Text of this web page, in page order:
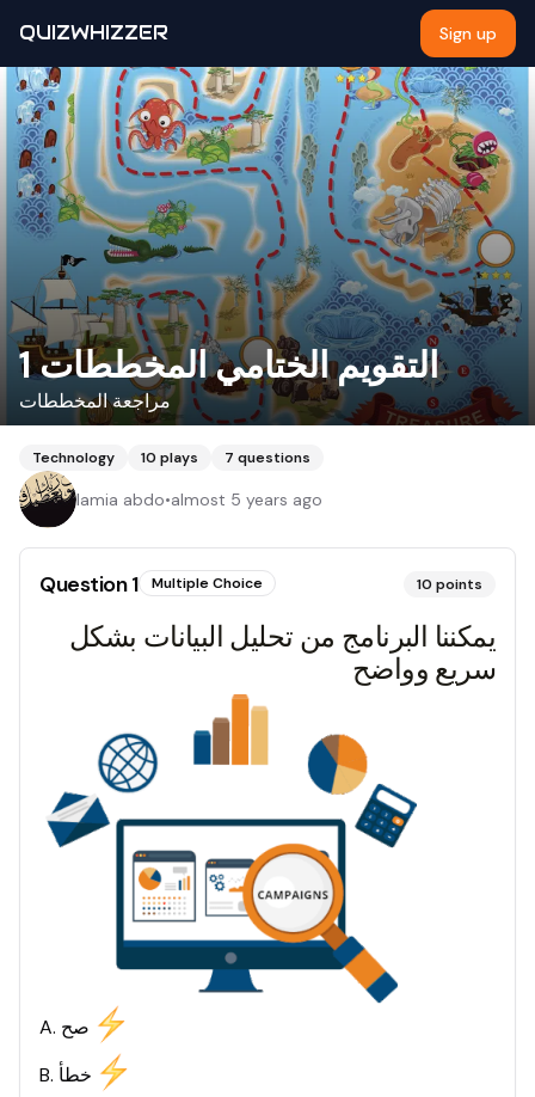
QUIZWHIZZER Sign up
التقويم الختامي المخططات 1
مراجعة المخططات
Technology 10 plays 7 questions
lamia abdo•almost 5 years ago
Question1 Multiple Choice 10 points
يمكننا البرنامج من تحليل البيانات بشكل
سريع وواضح
A. صح
B. خطأ